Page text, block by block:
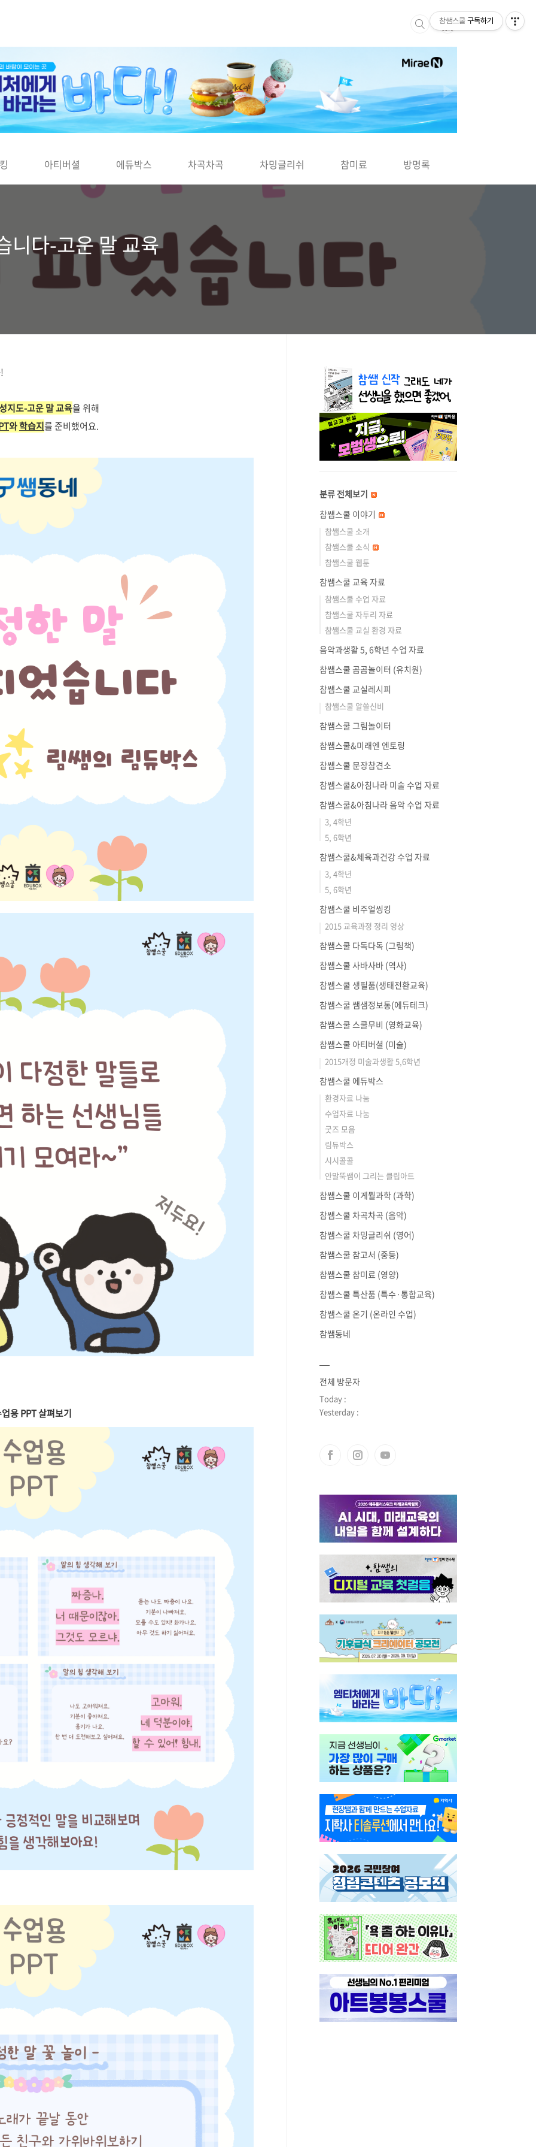
▶
아티버셜 에듀박스 차곡차곡 차밍글리쉬 참미료 방명록
니다-고운 말 교육
지도-고운 말 교육을 위해
와학습지를 준비했어요.
용 PPT 살펴보기
분류 전체보기
참쌤스쿨 이야기
참쌤스쿨 소개
참쌤스쿨 소식
참쌤스쿨 웹툰
참쌤스쿨 교육 자료
참쌤스쿨 수업 자료
참쌤스쿨 자투리 자료
참쌤스쿨 교실 환경 자료
음악과생활 5, 6학년 수업 자료
참쌤스쿨 곰곰놀이터 (유치원)
참쌤스쿨 교실레시피
참쌤스쿨 알쓸신비
참쌤스쿨 그림놀이터
참쌤스쿨&미래엔 엔토링
참쌤스쿨 문장참견소
참쌤스쿨&아침나라 미술 수업 자료
참쌤스쿨&아침나라 음악 수업 자료
3, 4학년
5, 6학년
참쌤스쿨&체육과건강 수업 자료
3, 4학년
5, 6학년
참쌤스쿨 비주얼씽킹
2015 교육과정 정리 영상
참쌤스쿨 다독다독 (그림책)
참쌤스쿨 사바사바 (역사)
참쌤스쿨 생필품(생태전환교육)
참쌤스쿨 쌤샘정보통(에듀테크)
참쌤스쿨 스쿨무비 (영화교육)
참쌤스쿨 아티버셜 (미술)
2015개정 미술과생활 5,6학년
참쌤스쿨 에듀박스
환경자료 나눔
수업자료 나눔
굿즈 모음
림듀박스
시시콜콜
안말뚝쌤이 그리는 클립아트
참쌤스쿨 이게뭘과학 (과학)
참쌤스쿨 차곡차곡 (음악)
참쌤스쿨 차밍글리쉬 (영어)
참쌤스쿨 참고서 (중등)
참쌤스쿨 참미료 (영양)
참쌤스쿨 특산품 (특수·통합교육)
참쌤스쿨 온기 (온라인 수업)
참쌤동네
전체 방문자
Today :
Yesterday :
참쌤스쿨 구독하기